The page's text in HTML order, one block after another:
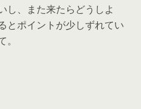
し、また来たらどうしよ
とポイントが少しずれてい